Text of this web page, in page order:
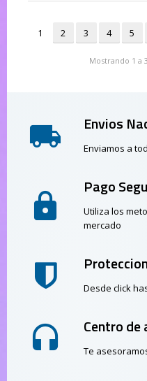
1 2 3 4 5
Mostrando 1 a
Envios
Enviamos a
Pago
Utiliza los
mercado
Desde click
Centro de
Te